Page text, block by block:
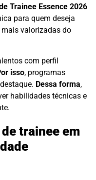
Trainee Essence 2026
para quem deseja
valorizadas do
com perfil
isso, programas
Dessa forma,
habilidades técnicas e
trainee em